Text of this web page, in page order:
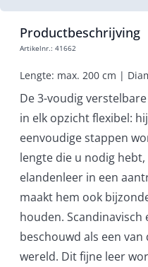
Productbeschrijving
Artikelnr.: 41662
Lengte: max. 200 cm |
De 3-voudig verstelbare
in elk opzicht flexibel:
eenvoudige stappen
lengte die u nodig
elandenleer in een
maakt hem ook
houden.
beschouwd als een
wereld. Dit fijne leer